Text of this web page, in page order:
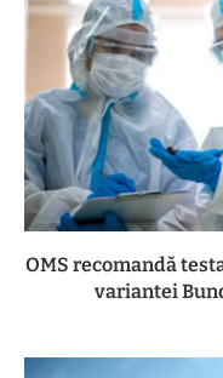
OMS recomandă
variantei